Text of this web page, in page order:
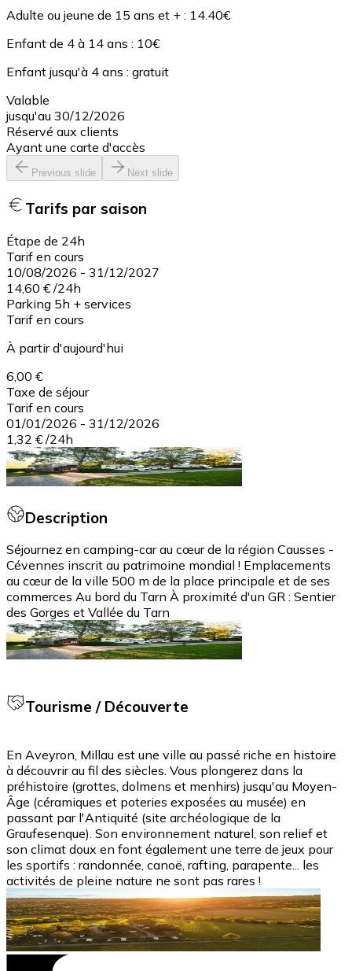
Adulte ou jeune de 15 ans et + : 14.40€
Enfant de 4 à 14 ans : 10€
Enfant jusqu'à 4 ans : gratuit
Valable
jusqu'au 30/12/2026
Réservé aux clients
Ayant une carte d'accès
Previous slide Next slide
Tarifs par saison
Étape de 24h
Tarif en cours
10/08/2026 - 31/12/2027
14,60 € /24h
Parking 5h + services
Tarif en cours
À partir d'aujourd'hui
6,00 €
Taxe de séjour
Tarif en cours
01/01/2026 - 31/12/2026
1,32 € /24h
Description
Séjournez en camping-car au cœur de la région Causses -
Cévennes inscrit au patrimoine mondial ! Emplacements
au cœur de la ville 500 m de la place principale et de ses
commerces Au bord du Tarn À proximité d'un GR : Sentier
des Gorges et Vallée du Tarn
Tourisme / Découverte
En Aveyron, Millau est une ville au passé riche en histoire
à découvrir au fil des siècles. Vous plongerez dans la
préhistoire (grottes, dolmens et menhirs) jusqu'au Moyen-
Âge (céramiques et poteries exposées au musée) en
passant par l'Antiquité (site archéologique de la
Graufesenque). Son environnement naturel, son relief et
son climat doux en font également une terre de jeux pour
les sportifs : randonnée, canoë, rafting, parapente... les
activités de pleine nature ne sont pas rares !